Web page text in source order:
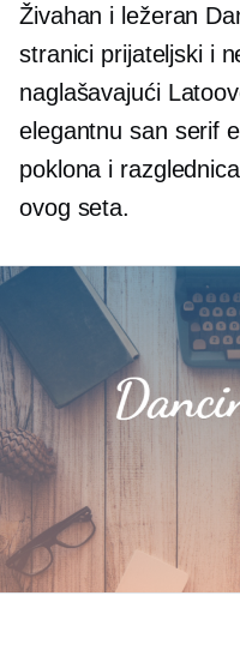
Živahan i ležeran
stranici prijateljski i
naglašavajući
elegantnu san serif
poklona i
ovog seta.